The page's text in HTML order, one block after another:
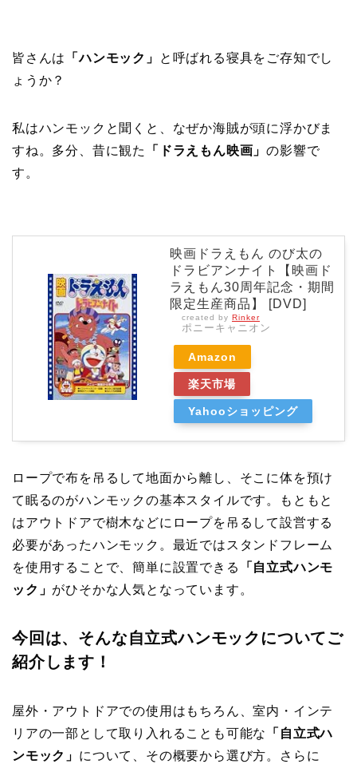
皆さんは 「ハンモック」
と呼ばれる寝具をご存知でし
ょうか？
私はハンモックと聞くと、なぜか海賊が頭に浮かびま
すね。多分、昔に観た
「ドラえもん映画」の影響で
す。
映画ドラえもん のび太の
ドラビアンナイト【映画ド
ラえもん30周年記念・期間
限定生産商品】 [DVD]
created by Rinker
ポニーキャニオン
Amazon
楽天市場
Yahooショッピング
ロープで布を吊るして地面から離し、そこに体を預け
て眠るのがハンモックの基本スタイルです。もともと
はアウトドアで樹木などにロープを吊るして設営する
必要があったハンモック。最近ではスタンドフレーム
を使用することで、簡単に設置できる
「自立式ハンモ
ック」 がひそかな人気となっています。
今回は、そんな自立式ハンモックについてご
紹介します！
屋外・アウトドアでの使用はもちろん、室内・インテ
リアの一部として取り入れることも可能な
「自立式ハ
ンモック」 について、その概要から選び方。さらに